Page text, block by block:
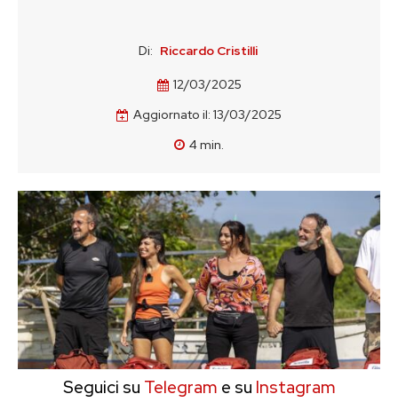
Di: Riccardo Cristilli
12/03/2025
Aggiornato il: 13/03/2025
4min.
Seguici su Telegram e su Instagram